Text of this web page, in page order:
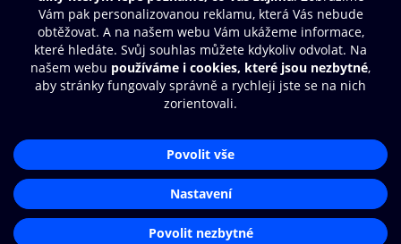
Další zábava
© O2 Czech Republic a.s.
Přístupnost
Zásady zpracování osobních údajů
Nastavení cookies
Aplikace O2 Knihovna
Čti a poslouchej své e-knihy a
audioknihy rychleji a pohodlněji.